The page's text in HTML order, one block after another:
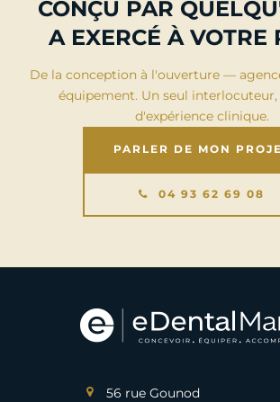
CONÇU PAR
A EXERCÉ À VOTRE
De la conception à l'ouverture —
équipement. Un seul
d'expérience clinique.
PARLER DE MON
04 93 62 69 08
56 rue Gounod